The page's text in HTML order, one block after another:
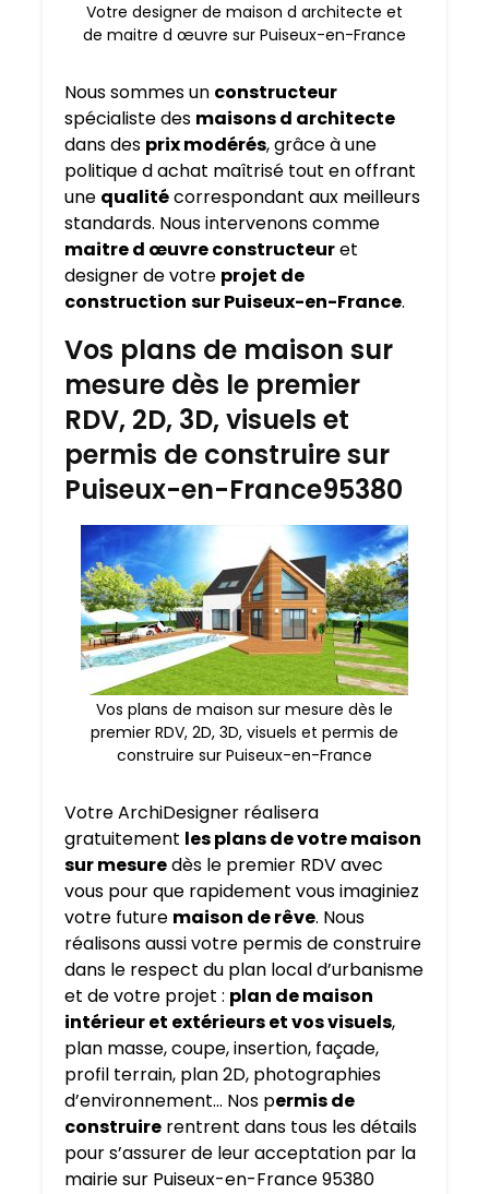
Votre designer de maison d architecte et
de maitre d œuvre sur Puiseux-en-France
Nous sommes un constructeur
spécialiste des maisons d architecte
dans des prix modérés, grâce à une
politique d achat maîtrisé tout en offrant
une qualitécorrespondant aux meilleurs
standards. Nous intervenons comme
maitre d œuvre constructeuret
designer de votre projet de
construction sur Puiseux-en-France.
Vos plans de maison sur
mesure dès le premier
RDV, 2D, 3D, visuels et
permis de construire sur
Puiseux-en-France95380
Vos plans de maison sur mesure dès le
premier RDV, 2D, 3D, visuels et permis de
construire sur Puiseux-en-France
Votre ArchiDesigner réalisera
gratuitement les plans de votre maison
sur mesuredès le premier RDV avec
vous pour que rapidement vous imaginiez
votre future maison de rêve. Nous
réalisons aussi votre permis de construire
dans le respect du plan local d’urbanisme
et de votre projet : plan de maison
intérieur et extérieurs et vos visuels,
plan masse, coupe, insertion, façade,
profil terrain, plan 2D, photographies
d’environnement… Nos permis de
construire rentrent dans tous les détails
pour s’assurer de leur acceptation par la
mairie sur Puiseux-en-France 95380